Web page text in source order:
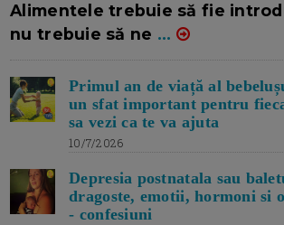
Alimentele trebuie să fie
nu trebuie să ne ...
Primul an de viață al
un sfat important pentru
sa vezi ca te va ajuta
10/7/2026
Depresia postnatala sau
dragoste, emotii, hormoni si
- confesiuni